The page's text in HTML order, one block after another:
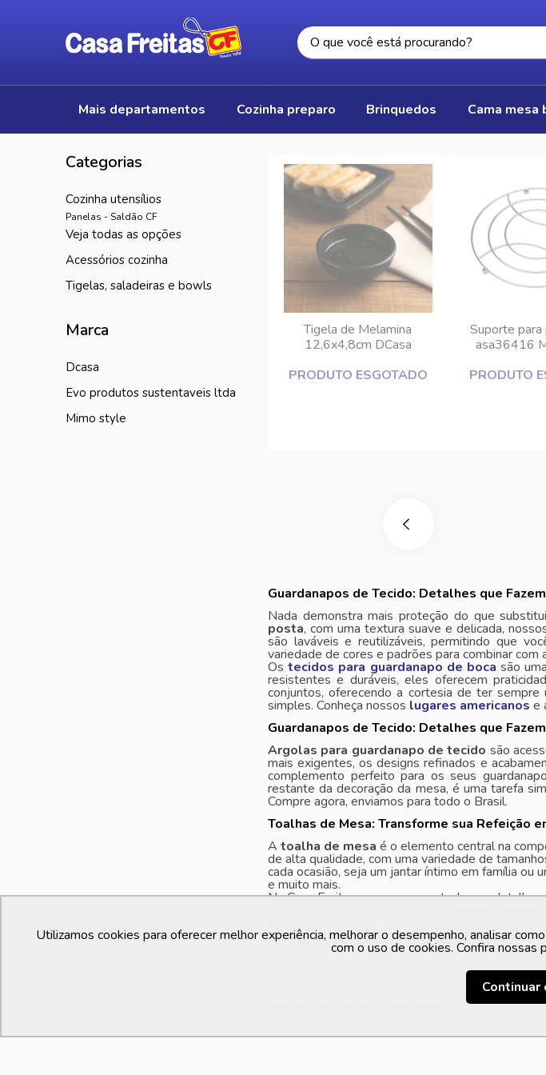
mais departamentos cozinha preparo brinquedos cama mesa
cozinha utensílios
Panelas - Saldão CF
veja todas as opções
acessórios cozinha
tigelas, saladeiras e bowls
Marca
dcasa
evo produtos sustentaveis ltda
mimo style
Tigela de Melamina
12,6x4,8cm DCasa
PRODUTO ESGOTADO
Suporte para
asa36416
PRODUTO
Guardanapos de Tecido: Detalhes que
Nada demonstra mais proteção do que
posta, com uma textura suave e delicada,
são laváveis ​​e reutilizáveis, permitindo que
variedade de cores e padrões para combinar com
Ostecidos para guardanapo de boca são
resistentes e duráveis, eles oferecem
conjuntos, oferecendo a cortesia de ter
simples. Conheça nossos lugares americanos e
Guardanapos de Tecido: Detalhes que
Argolas para guardanapo de tecido são
mais exigentes, os designs refinados e
complemento perfeito para os seus
restante da decoração da mesa, é uma tarefa
Compre agora, enviamos para todo o Brasil.
Toalhas de Mesa: Transforme sua Refeição
A toalha de mesa é o elemento central na
de alta qualidade, com uma variedade de
cada ocasião, seja um jantar íntimo em família ou
e muito mais.
Na Casa Freitas pensamos em todos os
Aparelhos de chá e Jantar na Casa Freitas
Na Casa Freitas, temos uma seleção exclusiva
experiências sensoriais, cuidadosamente
apenas funcionalidade, mas também um
toalhas de mesa e guardanaposque irão
Utilizamos cookies para oferecer melhor experiência, melhorar o desempenho, analisar
com o uso de cookies. Confira nossas
Continuar